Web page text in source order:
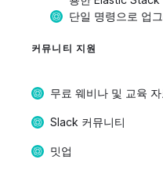
단일 명령으로 업
커뮤니티 지원
무료 웨비나 및 교육 자
Slack 커뮤니티
밋업